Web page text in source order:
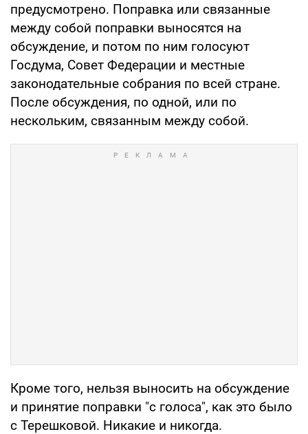
предусмотрено. Поправка или связанные
между собой поправки выносятся на
обсуждение, и потом по ним голосуют
Госдума, Совет Федерации и местные
законодательные собрания по всей стране.
После обсуждения, по одной, или по
нескольким, связанным между собой.
Кроме того, нельзя выносить на обсуждение
и принятие поправки "с голоса", как это было
с Терешковой. Никакие и никогда.